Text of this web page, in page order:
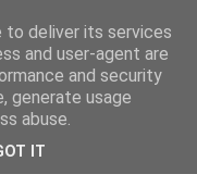
to deliver its services
and user-agent are
and security
generate usage
abuse.
IT